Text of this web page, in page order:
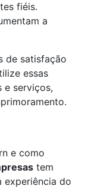
fiéis.
a
de satisfação
essas
e serviços,
e como
tem
experiência do